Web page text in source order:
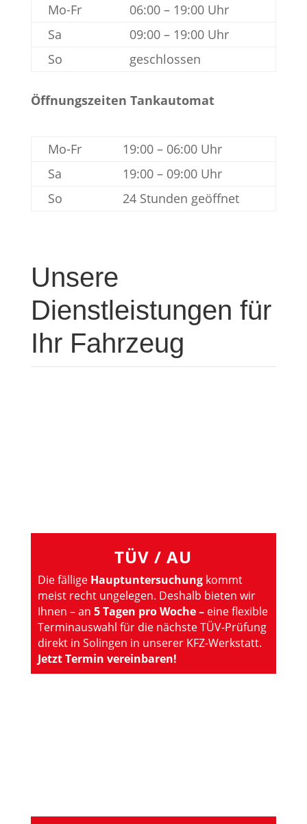
Mo-Fr
06:00 – 19:00 Uhr
Sa
09:00 – 19:00 Uhr
So
geschlossen
Öffnungszeiten Tankautomat
Mo-Fr
19:00 – 06:00 Uhr
Sa
19:00 – 09:00 Uhr
So
24 Stunden geöffnet
Unsere
Dienstleistungen für
Ihr Fahrzeug
TÜV / AU
Die fällige Hauptuntersuchungkommt
meist recht ungelegen. Deshalb bieten wir
Ihnen – an 5 Tagen pro Woche –eine flexible
Terminauswahl für die nächste TÜV-Prüfung
direkt in Solingen in unserer KFZ-Werkstatt.
Jetzt Termin vereinbaren!